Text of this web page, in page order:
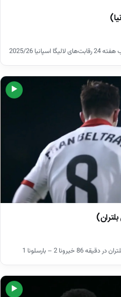
2025/26
▶
2 – بارسلونا 1
▶